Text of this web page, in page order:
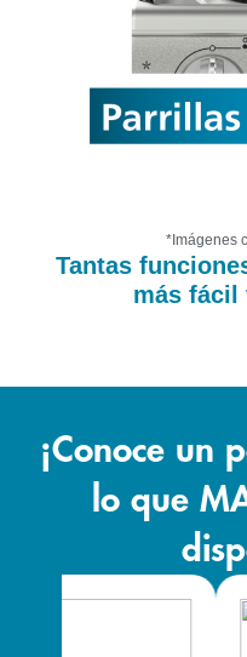
*Imágenes
Tantas
más fácil
¡Conoce un
lo que